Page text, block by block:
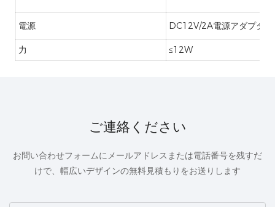
電源 DC12V/2A電源アダプター
力 ≤12W
ご連絡ください
お問い合わせフォームにメールアドレスまたは電話番号を残すだ
けで、幅広いデザインの無料見積もりをお送りします